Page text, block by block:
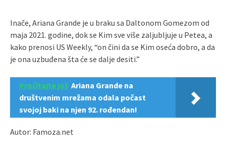
Inače, Ariana Grande je u braku sa Daltonom Gomezom od
maja 2021. godine, dok se Kim sve više zaljubljuje u Petea, a
kako prenosi US Weekly, “on čini da se Kim oseća dobro, a da
je ona uzbuđena šta će se dalje desiti.”
Pročitajte još Ariana Grande na
društvenim mrežama odala počast
svojoj baki na njen 92. rođendan!
Autor: Famoza.net